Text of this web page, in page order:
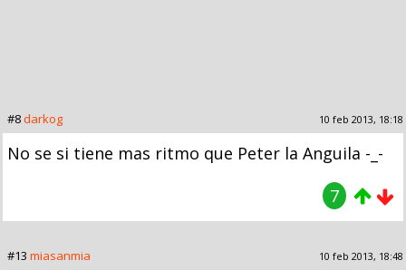
#8darkog 10 feb 2013, 18:18
No se si tiene mas ritmo que Peter la Anguila -_-
7
#13 miasanmia 10 feb 2013, 18:48